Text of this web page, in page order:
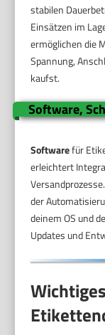
stabilen
Einsätzen im
ermöglichen die
Spannung,
kaufst.
Software,
Softwarefür
erleichtert
der
deinem OS und
Updates und